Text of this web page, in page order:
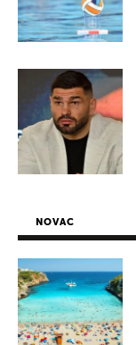
NOVAC